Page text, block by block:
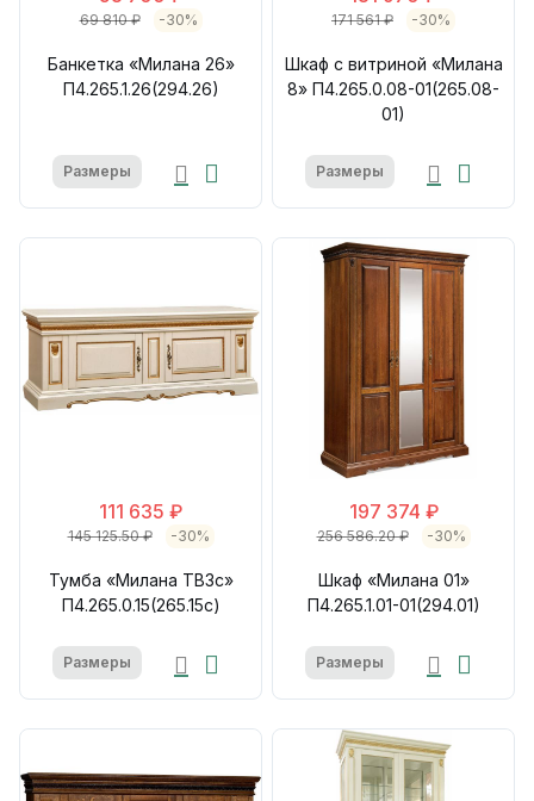
69 810 ₽ -30%
Банкетка «Милана 26»
П4.265.1.26(294.26)
Размеры
171 561 ₽ -30%
Шкаф с витриной «Милана
8» П4.265.0.08-01(265.08-
01)
Размеры
111 635 ₽
145 125.50 ₽ -30%
Тумба «Милана ТВ3с»
П4.265.0.15(265.15с)
Размеры
197 374 ₽
256 586.20 ₽ -30%
Шкаф «Милана 01»
П4.265.1.01-01(294.01)
Размеры